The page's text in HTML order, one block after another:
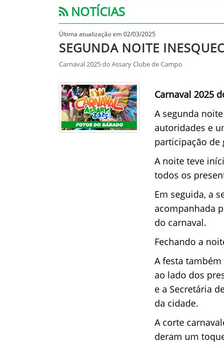
NOTÍCIAS
Última atualização em 02/03/2025
SEGUNDA NOITE
Carnaval 2025 do Assary Clube de Campo
Carnaval 2025
A segunda
autoridades e
participação de
A noite teve
todos os
Em seguida, a
acompanhada
do carnaval.
Fechando a
A festa
ao lado dos
e a Secretária
da cidade.
A corte
deram um